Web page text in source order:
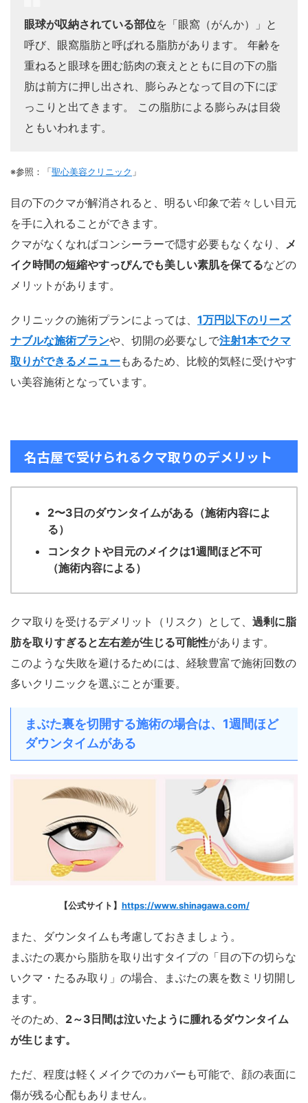
眼球が収納されている部位を「眼窩（がんか）」と
呼び、眼窩脂肪と呼ばれる脂肪があります。 年齢を
重ねると眼球を囲む筋肉の衰えとともに目の下の脂
肪は前方に押し出され、膨らみとなって目の下にぽ
っこりと出てきます。 この脂肪による膨らみは目袋
ともいわれます。
※参照：「聖心美容クリニック 」
目の下のクマが解消されると、明るい印象で若々しい目元
を手に入れることができます。
クマがなくなればコンシーラーで隠す必要もなくなり、
メ
イク時間の短縮やすっぴんでも美しい素肌を保てるなどの
メリットがあります。
クリニックの施術プランによっては、 1万円以下のリーズ
ナブルな施術プランや、切開の必要なしで注射1本でクマ
取りができるメニューもあるため、比較的気軽に受けやす
い美容施術となっています。
名古屋で受けられるクマ取りのデメリット
2〜3日のダウンタイムがある （施術内容によ
る）
コンタクトや目元のメイクは1週間ほど不可
（施術内容による）
クマ取りを受けるデメリット（リスク）として、 過剰に脂
肪を取りすぎると左右差が生じる可能性があります。
このような失敗を避けるためには、経験豊富で施術回数の
多いクリニックを選ぶことが重要。
まぶた裏を切開する施術の場合は、1週間ほど
ダウンタイムがある
【公式サイト】 https://www.shinagawa.com/
また、ダウンタイムも考慮しておきましょう。
まぶたの裏から脂肪を取り出すタイプの「目の下の切らな
いクマ・たるみ取り」の場合、まぶたの裏を数ミリ切開し
ます。
そのため、 2～3日間は泣いたように腫れるダウンタイム
が生じます。
ただ、程度は軽くメイクでのカバーも可能で、顔の表面に
傷が残る心配もありません。